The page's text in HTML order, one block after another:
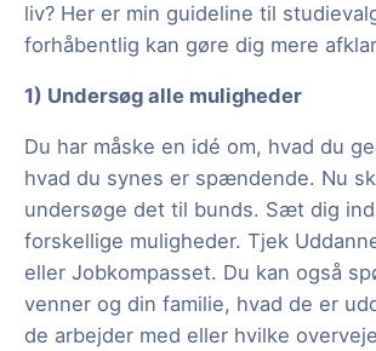
liv? Her er min guideline til
forhåbentlig kan gøre dig mere
1) Undersøg alle muligheder
Du har måske en idé om, hvad du
hvad du synes er spændende. Nu
undersøge det til bunds. Sæt dig
forskellige muligheder. Tjek
eller Jobkompasset. Du kan også
venner og din familie, hvad de er
de arbejder med eller hvilke